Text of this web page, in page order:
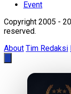
Event
Copyright 2005 -
reserved.
About Tim Redaksi